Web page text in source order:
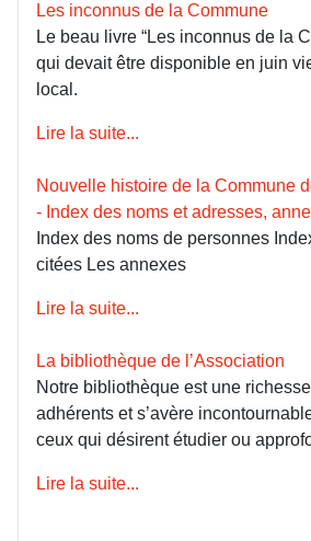
Les inconnus de la Commune
Le beau livre “Les inconnus de la
qui devait être disponible en juin
local.
Lire la suite...
Nouvelle histoire de la Commune
- Index des noms et adresses,
Index des noms de personnes
citées Les annexes
Lire la suite...
La bibliothèque de l’Association
Notre bibliothèque est une
adhérents et s’avère
ceux qui désirent étudier ou
Lire la suite...